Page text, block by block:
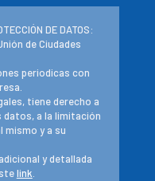
DE DATOS:
de Ciudades
periodicas con
tiene derecho a
a la limitación
mismo y a su
y detallada
link.